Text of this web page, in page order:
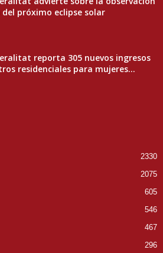
del próximo eclipse solar
reporta 305 nuevos ingresos
residenciales para mujeres...
2330
2075
605
546
467
296